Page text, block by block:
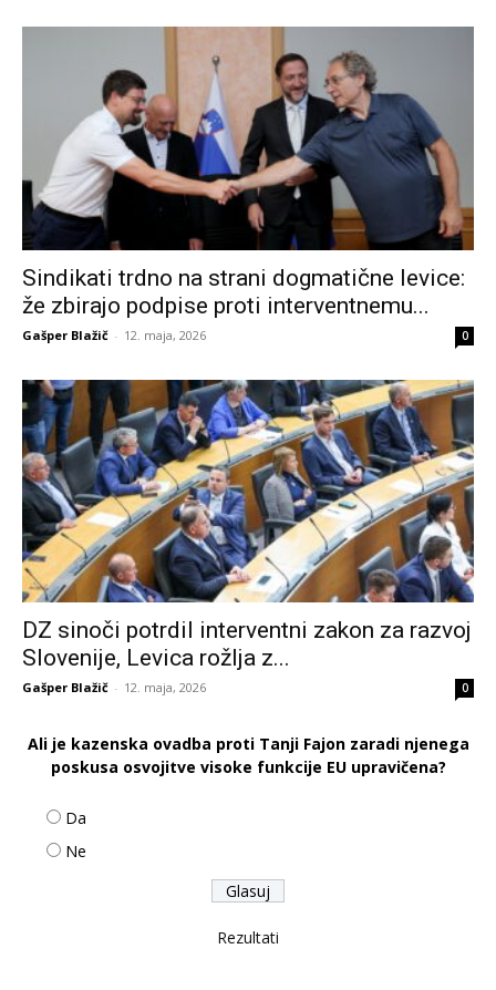
Sindikati trdno na strani dogmatične levice:
že zbirajo podpise proti interventnemu...
Gašper Blažič - 12. maja, 2026 0
DZ sinoči potrdil interventni zakon za razvoj
Slovenije, Levica rožlja z...
Gašper Blažič - 12. maja, 2026 0
Ali je kazenska ovadba proti Tanji Fajon zaradi njenega
poskusa osvojitve visoke funkcije EU upravičena?
Da
Ne
Rezultati